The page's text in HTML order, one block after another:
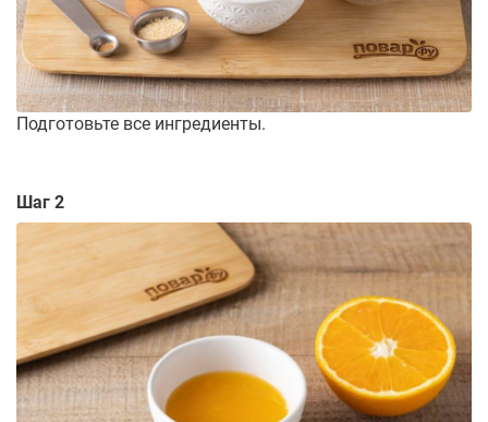
Подготовьте все ингредиенты.
Шаг 2